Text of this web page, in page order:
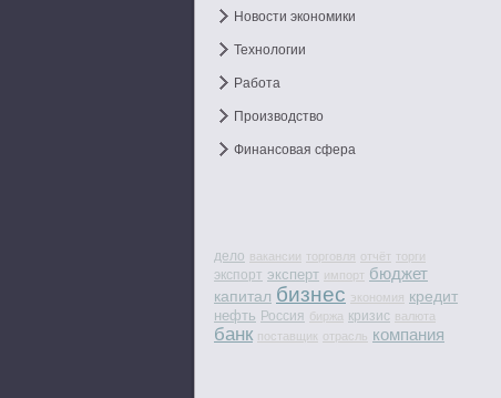
Новости экономики
Технологии
Работа
Производство
Финансовая сфера
дело вакансии торговля отчёт торги
экспорт эксперт импорт бюджет
капитал бизнес экономия кредит
нефть Россия биржа кризис валюта
банк поставщик отрасль компания